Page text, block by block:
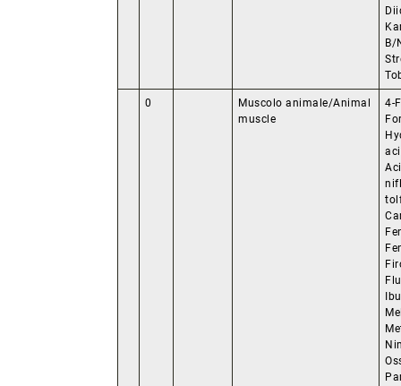
B/
0
Muscolo animale/Animal
muscle
4-